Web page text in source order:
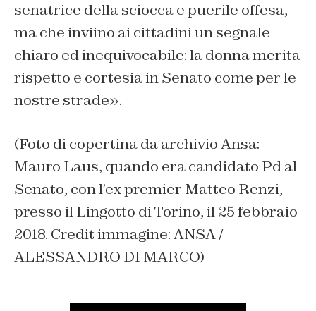
senatrice della sciocca e puerile offesa,
ma che inviino ai cittadini un segnale
chiaro ed inequivocabile: la donna merita
rispetto e cortesia in Senato come per le
nostre strade».
(Foto di copertina da archivio Ansa:
Mauro Laus, quando era candidato Pd al
Senato, con l’ex premier Matteo Renzi,
presso il Lingotto di Torino, il 25 febbraio
2018. Credit immagine: ANSA /
ALESSANDRO DI MARCO)